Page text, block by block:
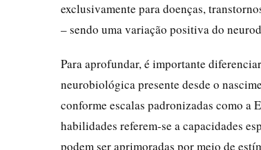
exclusivamente para doenças,
– sendo uma variação positiva do
Para aprofundar, é importante
neurobiológica presente desde o
conforme escalas padronizadas como a
habilidades referem-se a capacidades
podem ser aprimoradas por meio de